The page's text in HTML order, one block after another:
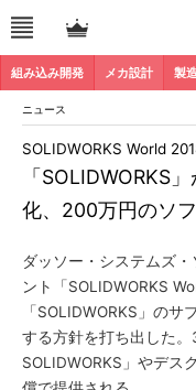
組み込み開発 メカ設計 製
ニュース
「SOLIDWORKS
化、200万円のソ
SOLIDWORKS World
ダッソー・システムズ
ント「SOLIDWORKS
「SOLIDWORKS」の
する方針を打ち出した
SOLIDWORKS」やデス